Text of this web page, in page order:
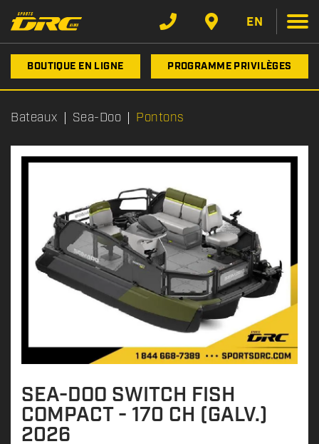
EN
BOUTIQUE EN LIGNE PROGRAMME PRIVILÈGES
Bateaux Sea-Doo Pontons
SEA-DOO SWITCH FISH
COMPACT - 170 CH (GALV.)
2026